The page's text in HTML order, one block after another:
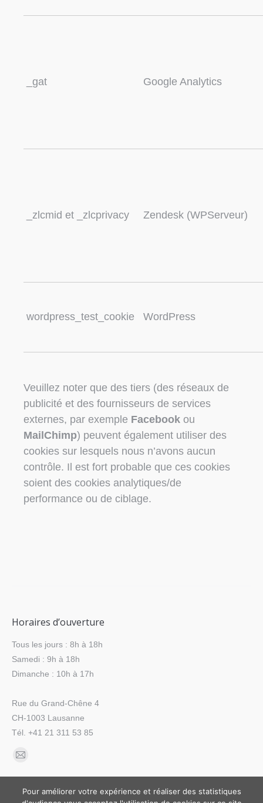
_gat Google Analytics
_zlcmid et _zlcprivacy Zendesk (WPServeur)
wordpress_test_cookie WordPress
Veuillez noter que des tiers (des réseaux de
publicité et des fournisseurs de services
externes, par exemple Facebook ou
MailChimp) peuvent également utiliser des
cookies sur lesquels nous n’avons aucun
contrôle. Il est fort probable que ces cookies
soient des cookies analytiques/de
performance ou de ciblage.
Horaires d’ouverture
Tous les jours : 8h à 18h
Samedi : 9h à 18h
Dimanche : 10h à 17h
Rue du Grand-Chêne 4
CH-1003 Lausanne
Tél. +41 21 311 53 85
Trouvez nous sur :
La
page
E-
Pour améliorer votre expérience et réaliser des statistiques